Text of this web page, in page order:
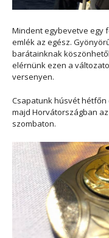
Mindent egybevetve egy
emlék az egész.
barátainknak
elérnünk ezen a
versenyen.
Csapatunk húsvét
majd Horvátországban
szombaton.